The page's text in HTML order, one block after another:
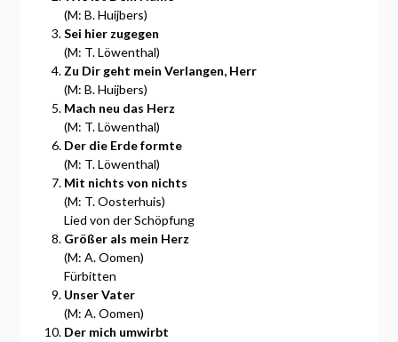
(M: B. Huijbers)
Sei hier zugegen
(M: T. Löwenthal)
Zu Dir geht mein Verlangen, Herr
(M: B. Huijbers)
Mach neu das Herz
(M: T. Löwenthal)
Der die Erde formte
(M: T. Löwenthal)
Mit nichts von nichts
(M: T. Oosterhuis)
Lied von der Schöpfung
Größer als mein Herz
(M: A. Oomen)
Fürbitten
Unser Vater
(M: A. Oomen)
Der mich umwirbt